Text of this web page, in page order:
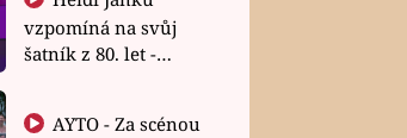
vzpomíná na svůj
šatník z 80. let -